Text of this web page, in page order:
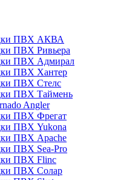
ПВХ АКВА
ПВХ Ривьера
ПВХ Адмирал
ПВХ Хантер
ПВХ Стелс
ПВХ Таймень
Angler
ПВХ Фрегат
ПВХ Yukona
ПВХ Apache
ПВХ Sea-Pro
ПВХ Flinc
ПВХ Солар